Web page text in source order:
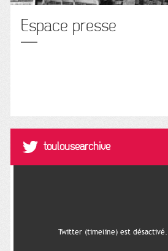
Espace presse
@toulousearchive
Twitter (timeline) est désactivé.